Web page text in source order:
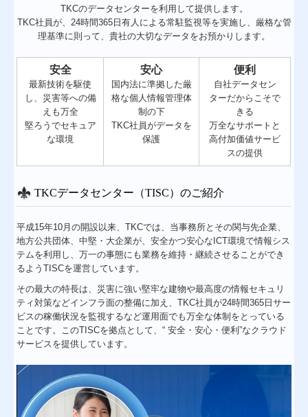
TKCのデータセンターを利用して提供します。
TKC社員が、24時間365日有人による常駐監視等を実施し、厳格な管
理基準に則って、貴社の大切なデータをお預かりします。
安全
最新技術を駆使
し、災害等への備
えも万全
堅ろうでセキュア
な環境
安心
国内法に準拠した厳
格な個人情報管理体
制の下
TKC社員がデータを
保護
便利
自社データセン
ターだからこそで
きる
万全なサポートと
高付加価値サービ
スの提供
TKCデータセンター（TISC）のご紹介
平成15年10月の開設以来、TKCでは、当事務所とその関与先企業、
地方公共団体、中堅・大企業が、安全かつ安心なICT環境で情報シス
テムを利用し、万一の事態にも業務を維持・継続させることができ
るようTISCを運営しています。
その最大の特長は、災害に強い堅牢な建物や最高度の情報セキュリ
ティ対策などインフラ面の整備に加え、TKC社員が24時間365日サー
ビスの稼働状況を監視するなど運用面でも万全な体制をとっている
ことです。このTISCを拠点として、“ 安全・安心・便利”なクラウド
サービスを提供しています。